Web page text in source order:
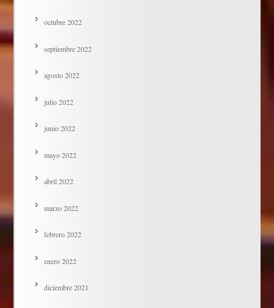
octubre 2022
septiembre 2022
agosto 2022
julio 2022
junio 2022
mayo 2022
abril 2022
marzo 2022
febrero 2022
enero 2022
diciembre 2021